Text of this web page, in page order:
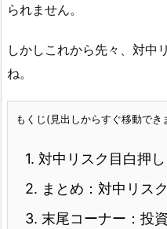
られません。
しかしこれから先々、対中
ね。
もくじ(見出しからすぐ移動でき
1. 対中リスク目白押し
2. まとめ：対中リス
3. 末尾コーナー：投